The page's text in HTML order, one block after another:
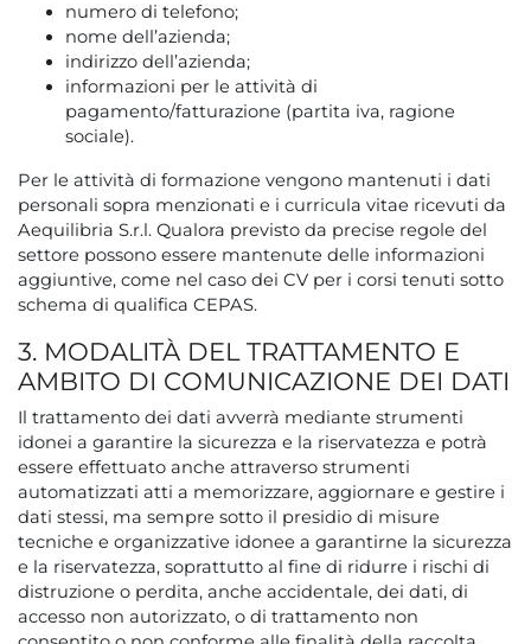
numero di telefono;
nome dell’azienda;
indirizzo dell’azienda;
informazioni per le attività di
pagamento/fatturazione (partita iva, ragione
sociale).
Per le attività di formazione vengono mantenuti i dati
personali sopra menzionati e i curricula vitae ricevuti da
Aequilibria S.r.l. Qualora previsto da precise regole del
settore possono essere mantenute delle informazioni
aggiuntive, come nel caso dei CV per i corsi tenuti sotto
schema di qualifica CEPAS.
3. MODALITÀ DEL TRATTAMENTO E
AMBITO DI COMUNICAZIONE DEI DATI
Il trattamento dei dati avverrà mediante strumenti
idonei a garantire la sicurezza e la riservatezza e potrà
essere effettuato anche attraverso strumenti
automatizzati atti a memorizzare, aggiornare e gestire i
dati stessi, ma sempre sotto il presidio di misure
tecniche e organizzative idonee a garantirne la sicurezza
e la riservatezza, soprattutto al fine di ridurre i rischi di
distruzione o perdita, anche accidentale, dei dati, di
accesso non autorizzato, o di trattamento non